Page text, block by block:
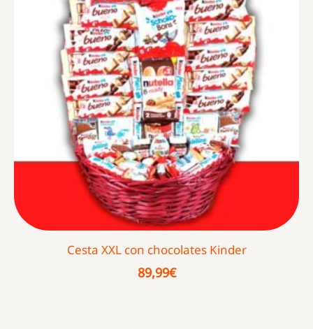
Cesta XXL con chocolates Kinder
89,99€